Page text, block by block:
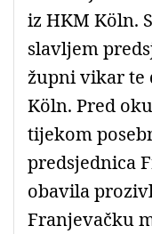
iz HKM Köln.
slavljem
župni vikar te
Köln. Pred
tijekom
predsjednica
obavila
Franjevačku